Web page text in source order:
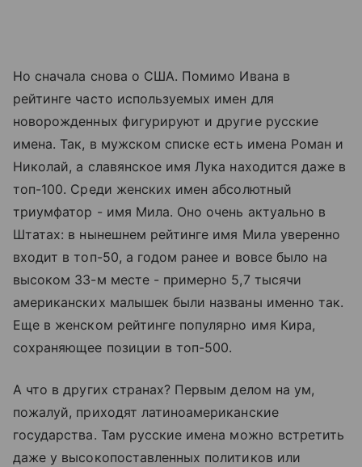
Но сначала снова о США. Помимо Ивана в
рейтинге часто используемых имен для
новорожденных фигурируют и другие русские
имена. Так, в мужском списке есть имена Роман и
Николай, а славянское имя Лука находится даже в
топ-100. Среди женских имен абсолютный
триумфатор - имя Мила. Оно очень актуально в
Штатах: в нынешнем рейтинге имя Мила уверенно
входит в топ-50, а годом ранее и вовсе было на
высоком 33-м месте - примерно 5,7 тысячи
американских малышек были названы именно так.
Еще в женском рейтинге популярно имя Кира,
сохраняющее позиции в топ-500.
А что в других странах? Первым делом на ум,
пожалуй, приходят латиноамериканские
государства. Там русские имена можно встретить
даже у высокопоставленных политиков или